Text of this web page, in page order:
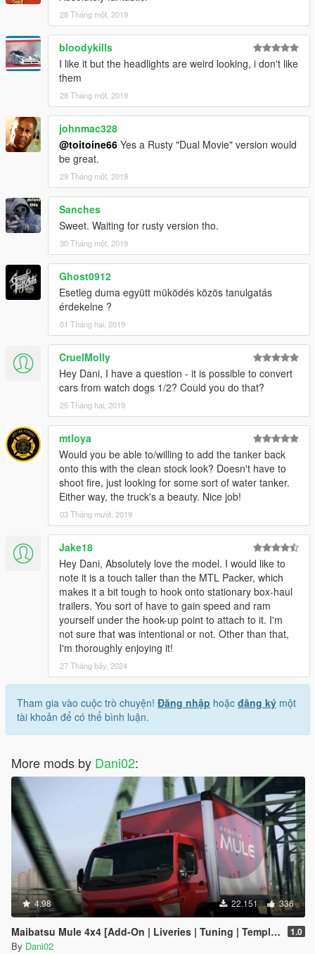
28 Tháng một, 2019
bloodykills
I like it but the headlights are weird looking, i don't like
them
28 Tháng một, 2019
johnmac328
@toitoine66 Yes a Rusty "Dual Movie" version would
be great.
29 Tháng một, 2019
Sanches
Sweet. Waiting for rusty version tho.
30 Tháng một, 2019
Ghost0912
Esetleg duma együtt müködés közös tanulgatás
érdekelne ?
01 Tháng hai, 2019
CruelMolly
Hey Dani, I have a question - it is possible to convert
cars from watch dogs 1/2? Could you do that?
25 Tháng hai, 2019
mtloya
Would you be able to/willing to add the tanker back
onto this with the clean stock look? Doesn't have to
shoot fire, just looking for some sort of water tanker.
Either way, the truck's a beauty. Nice job!
03 Tháng mười, 2019
Jake18
Hey Dani, Absolutely love the model. I would like to
note it is a touch taller than the MTL Packer, which
makes it a bit tough to hook onto stationary box-haul
trailers. You sort of have to gain speed and ram
yourself under the hook-up point to attach to it. I'm
not sure that was intentional or not. Other than that,
I'm thoroughly enjoying it!
27 Tháng bảy, 2024
Tham gia vào cuộc trò chuyện! Đăng nhập hoặc đăng ký một
tài khoản để có thể bình luận.
More mods by Dani02:
4.98 22.151 336
Maibatsu Mule 4x4 [Add-On | Liveries | Tuning | Template] 1.0
By Dani02